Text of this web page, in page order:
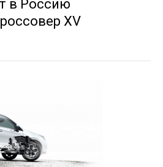
в Россию
XV